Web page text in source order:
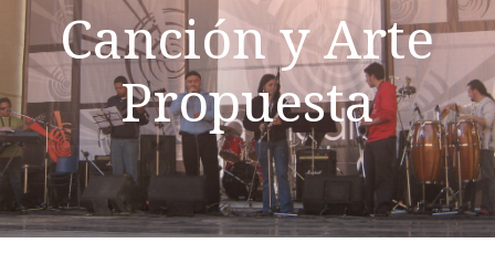
Canción y Arte
Propuesta